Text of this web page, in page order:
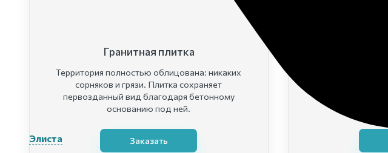
Элиста
Гранитная плитка
Территория полностью облицована: никаких
сорняков и грязи. Плитка сохраняет
первозданный вид благодаря бетонному
основанию под ней.
Заказать